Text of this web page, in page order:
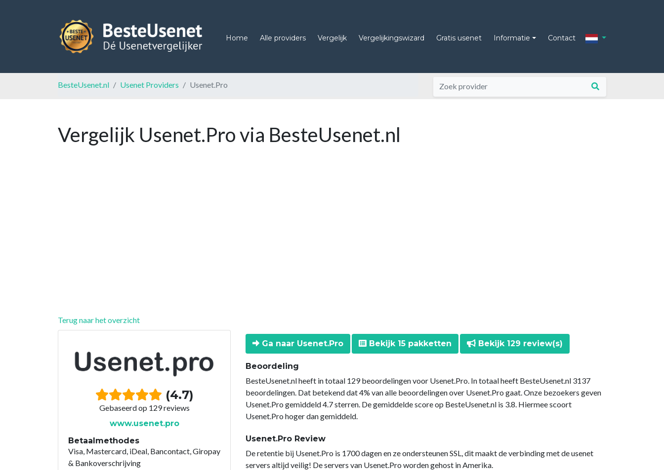
Home Alle providers Vergelijk Vergelijkingswizard Gratis usenet Informatie Contact
BesteUsenet.nl Usenet Providers Usenet.Pro
Vergelijk Usenet.Pro via BesteUsenet.nl
Terug naar het overzicht
(4.7)
Gebaseerd op 129 reviews
www.usenet.pro
Betaalmethodes
Visa, Mastercard, iDeal, Bancontact, Giropay
& Bankoverschrijving
Ga naar Usenet.Pro Bekijk 15 pakketten Bekijk 129 review(s)
Beoordeling
BesteUsenet.nl heeft in totaal 129 beoordelingen voor Usenet.Pro. In totaal heeft BesteUsenet.nl 3137
beoordelingen. Dat betekend dat 4% van alle beoordelingen over Usenet.Pro gaat. Onze bezoekers geven
Usenet.Pro gemiddeld 4.7 sterren. De gemiddelde score op BesteUsenet.nl is 3.8. Hiermee scoort
Usenet.Pro hoger dan gemiddeld.
Usenet.Pro Review
De retentie bij Usenet.Pro is 1700 dagen en ze ondersteunen SSL, dit maakt de verbinding met de usenet
servers altijd veilig! De servers van Usenet.Pro worden gehost in Amerika.